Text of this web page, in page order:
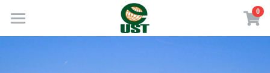
0
Home
×
商品分類
所有商品分類